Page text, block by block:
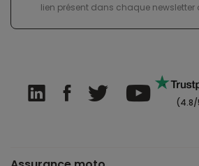
lien présent dans chaque newsletter
(4.8/